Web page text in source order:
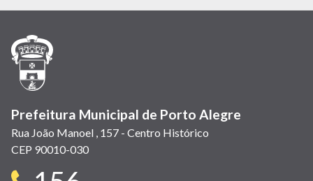
em
janela)
em
em
(link
em
em
em
Prefeitura Municipal de Porto Alegre
Rua João Manoel , 157 - Centro Histórico
CEP 90010-030